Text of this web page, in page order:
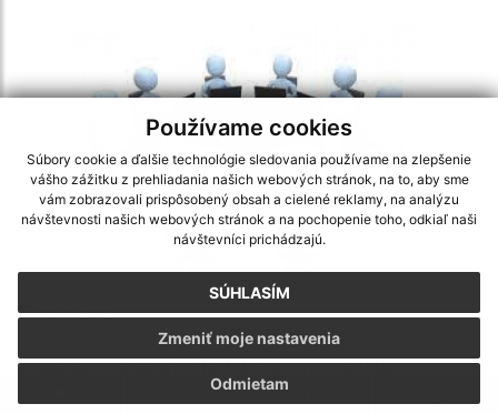
Používame cookies
Súbory cookie a ďalšie technológie sledovania používame na zlepšenie
vášho zážitku z prehliadania našich webových stránok, na to, aby sme
vám zobrazovali prispôsobený obsah a cielené reklamy, na analýzu
návštevnosti našich webových stránok a na pochopenie toho, odkiaľ naši
návštevníci prichádzajú.
SÚHLASÍM
Odmietam
Zmeniť moje nastavenia
14.11.2022
Program zasadnutia Obecného zastupiteľstva